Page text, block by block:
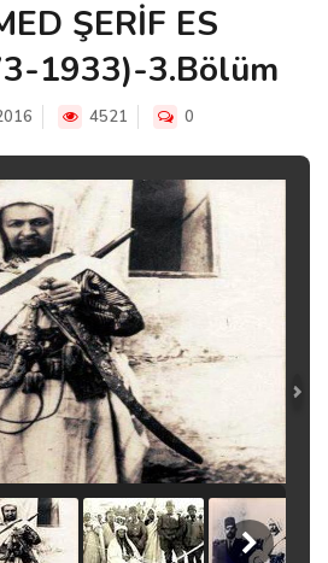
ŞERİF ES
1933)-3.Bölüm
4521 0